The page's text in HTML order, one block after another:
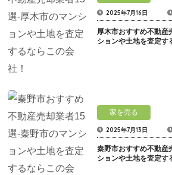
2025年7月16日
厚木市おすすめ不動産
ションや土地を査定す
家を売る
2025年7月13日
秦野市おすすめ不動産
ションや土地を査定す